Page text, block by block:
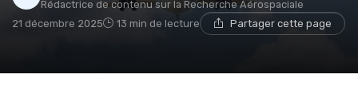
Rédactrice de contenu sur la Recherche Aérospaciale
21 décembre 2025
13 min de lecture Partager cette page